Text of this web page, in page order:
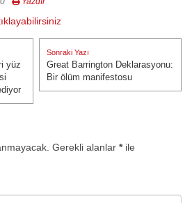
yüz
Sonraki Yazı
Sonraki Yazı:
Great Barrington Deklarasyonu:
Bir ölüm manifestosu
Gerekli alanlar *ile